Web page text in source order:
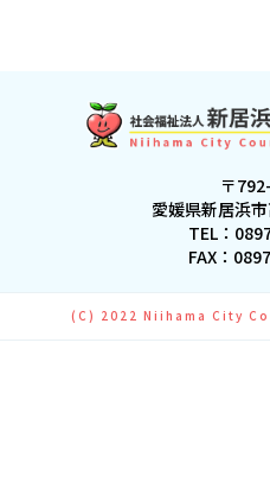
〒
愛媛県新居浜
TEL：
FAX：
(C) 2022 Niihama City